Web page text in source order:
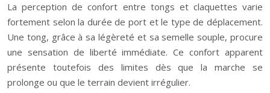
La perception de confort entre tongs et claquettes varie
fortement selon la durée de port et le type de déplacement.
Une tong, grâce à sa légèreté et sa semelle souple, procure
une sensation de liberté immédiate. Ce confort apparent
présente toutefois des limites dès que la marche se
prolonge ou que le terrain devient irrégulier.